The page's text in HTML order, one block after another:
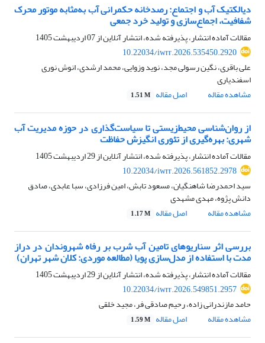
دیالکتیک آب و اجتماع: رصدخانه حکمرانی آب به‌مثابه موتور محرک
شفافیت، اجماع‌سازی و تولید خرد جمعی
مقالات آماده انتشار، پذیرفته شده، انتشار آنلاین از07 اردیبهشت 1405
10.22034/iwrr.2026.535450.2920
علی باقری، نگین رسولی مجد، نوید وزوایی، محمد ارشدی، انوش نوری
اسفندیاری
مشاهده مقاله
اصل مقاله 1.51 M
از روان‌شناسی محیط‌زیستی تا سیاست‌گذاری در حوزه مدیریت آب
شهری: بهره‌گیری از تئوری انگیزش حفاظت
مقالات آماده انتشار، پذیرفته شده، انتشار آنلاین از29 اردیبهشت 1405
10.22034/iwrr.2026.561852.2978
سید احمدرضا شاهنگیان، مسعود تابش، امین فرزادی، سبا عابدی، صادق
دانش پژوه، مهدی مشهدی
مشاهده مقاله
اصل مقاله 1.17 M
بررسی اثر سناریوهای تامین آب شرب بر رفاه شهروندان در دراز
مدت با استفاده از مدل‌سازی پویا (مطالعه موردی: کلان شهر تهران)
مقالات آماده انتشار، پذیرفته شده، انتشار آنلاین از29 اردیبهشت 1405
10.22034/iwrr.2026.549851.2957
حامد مازندرانی زاده، رحیم صادقی فر، مجید خلقی
مشاهده مقاله
اصل مقاله 1.59 M